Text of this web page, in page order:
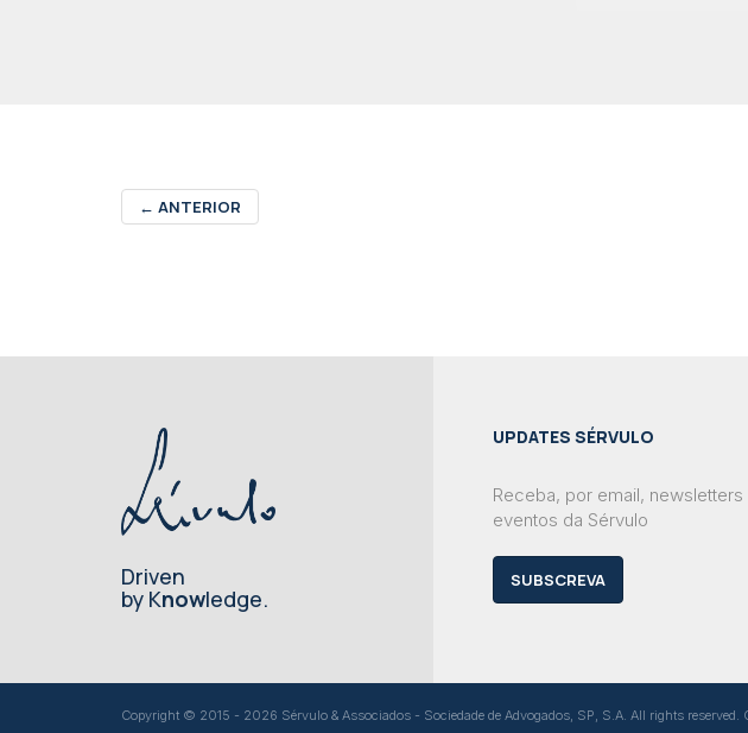
← ANTERIOR
Driven
by Knowledge.
UPDATES SÉRVULO
Receba, por email,
eventos da Sérvulo
SUBSCREVA
Copyright © 2015 - 2026 Sérvulo & Associados - Sociedade de Advogados, SP, S.A. All rights reserved.